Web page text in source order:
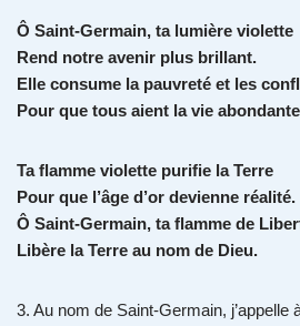
Ô Saint-Germain, ta lumière violette
Rend notre avenir plus brillant.
Elle consume la pauvreté et les
Pour que tous aient la vie
Ta flamme violette purifie la Terre
Pour que l’âge d’or devienne réalité.
Ô Saint-Germain, ta flamme de
Libère la Terre au nom de Dieu.
3. Au nom de Saint-Germain, j’appelle